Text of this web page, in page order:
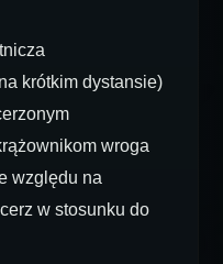
krótkim dystansie)
wroga
względu na
w stosunku do